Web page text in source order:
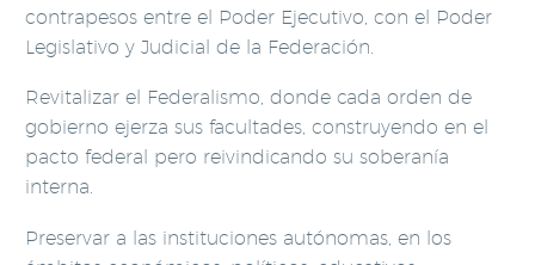
contrapesos entre el Poder Ejecutivo, con el Poder
Legislativo y Judicial de la Federación.
Revitalizar el Federalismo, donde cada orden de
gobierno ejerza sus facultades, construyendo en el
pacto federal pero reivindicando su soberanía
interna.
Preservar a las instituciones autónomas, en los